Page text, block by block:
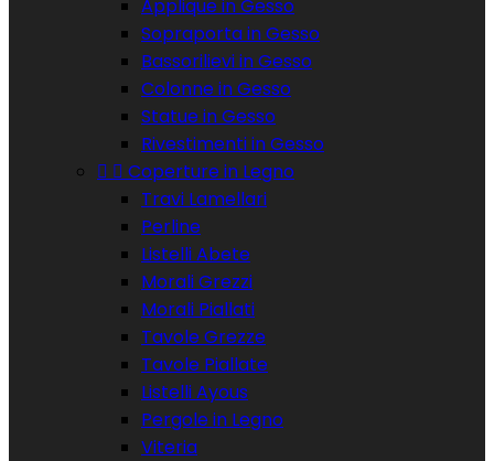
Applique in Gesso
Sopraporta in Gesso
Bassorilievi in Gesso
Colonne in Gesso
Statue in Gesso
Rivestimenti in Gesso
  Coperture in Legno
Travi Lamellari
Perline
Listelli Abete
Morali Grezzi
Morali Piallati
Tavole Grezze
Tavole Piallate
Listelli Ayous
Pergole in Legno
Viteria